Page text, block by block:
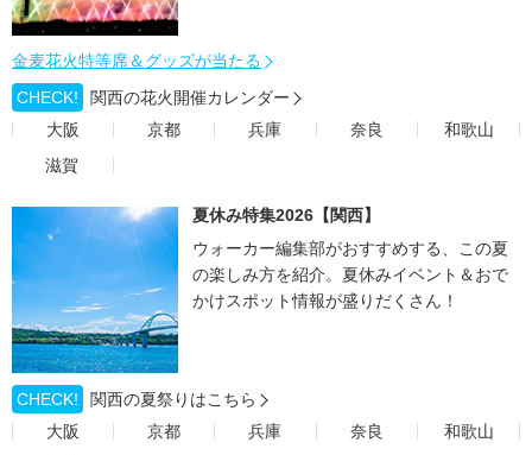
金麦花火特等席＆グッズが当たる
CHECK!
関西の花火開催カレンダー
大阪
京都 兵庫 奈良
和歌山
滋賀
夏休み特集2026【関西】
ウォーカー編集部がおすすめする、この夏
の楽しみ方を紹介。夏休みイベント＆おで
かけスポット情報が盛りだくさん！
CHECK!
関西の夏祭りはこちら
大阪
京都 兵庫 奈良
和歌山